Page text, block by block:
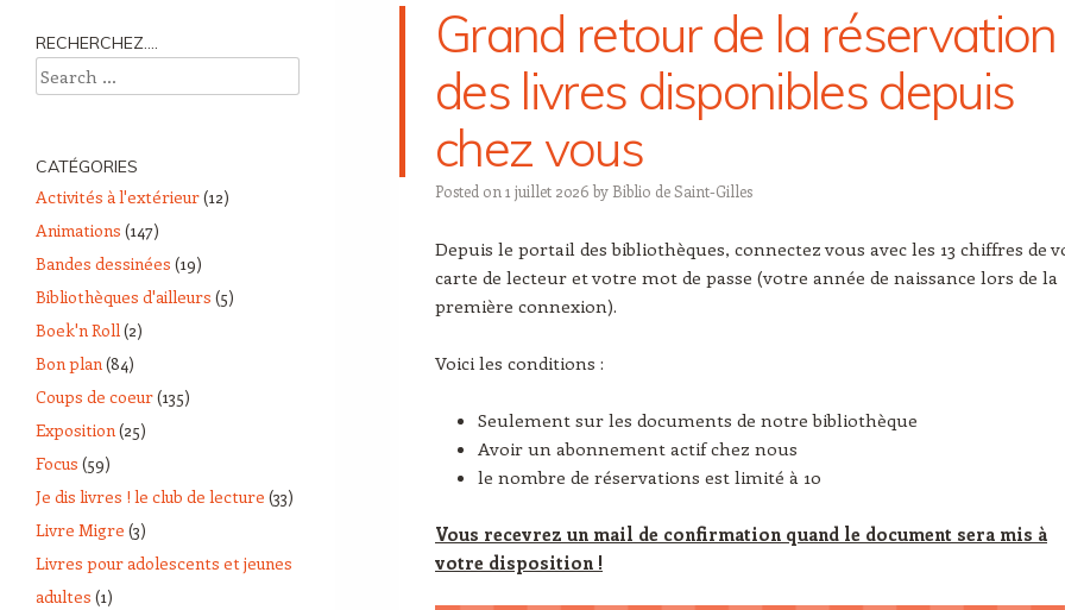
Grand retour de la réservation
des livres disponibles depuis
chez vous
Posted on 1 juillet 2026 by Biblio de Saint-Gilles
Depuis le portail des bibliothèques, connectez vous avec les 13 chiffres de
carte de lecteur et votre mot de passe (votre année de naissance lors de la
première connexion).
Voici les conditions :
Seulement sur les documents de notre bibliothèque
Avoir un abonnement actif chez nous
le nombre de réservations est limité à 10
Vous recevrez un mail de confirmation quand le document sera mis à
votre disposition !
RECHERCHEZ….
Search
CATÉGORIES
Activités à l'extérieur(12)
Animations (147)
Bandes dessinées (19)
Bibliothèques d'ailleurs (5)
Boek'n Roll(2)
Bon plan(84)
Coups de coeur(135)
Exposition(25)
Focus (59)
Je dis livres ! le club de lecture (33)
Livre Migre (3)
Livres pour adolescents et jeunes
adultes (1)